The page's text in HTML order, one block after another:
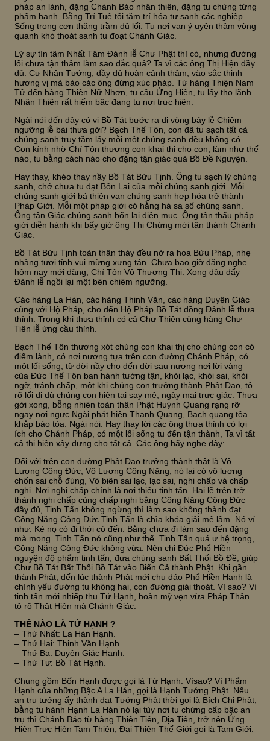
pháp an lành, đặng Chánh Báo nhân thiên, đặng tu chứng từng
phẩm hạnh. Bằng Trí Tuệ tối tăm trí hóa tự sanh các nghiệp.
Sống trong cơn thăng trầm đủ lối. Tu nơi vạn ý uyên thâm vòng
quanh khó thoát sanh tu đoạt Chánh Giác.
Lý sự tín tâm Nhất Tâm Đảnh lễ Chư Phật thì có, nhưng đường
lối chưa tận thâm làm sao đắc quả? Ta vì các ông Thị Hiện đầy
đủ. Cư Nhân Tướng, đầy đủ hoàn cảnh thâm, vào sắc thinh
hương vị mà bảo các ông đừng xúc pháp. Từ hàng Thiện Nam
Tử đến hàng Thiện Nữ Nhơn, tu cầu Ứng Hiện, tu lấy thọ lãnh
Nhân Thiên rất hiếm bậc đang tu nơi trực hiện.
Ngài nói đến đây có vị Bồ Tát bước ra đi vòng bảy lễ Chiêm
ngưỡng lễ bái thưa gởi? Bạch Thế Tôn, con đã tu sạch tất cả
chúng sanh truy tầm lấy mỗi một chúng sanh đều không có.
Con kính nhờ Chí Tôn thương con khai thị cho con, làm như thế
nào, tu bằng cách nào cho đặng tận giác quả Bồ Đề Nguyện.
Hay thay, khéo thay nầy Bồ Tát Bửu Tịnh. Ông tu sạch lý chúng
sanh, chớ chưa tu đạt Bổn Lai của mỗi chúng sanh giới. Mỗi
chúng sanh giới bá thiên vạn chúng sanh hợp hóa trở thành
Pháp Giới. Mỗi một pháp giới có hằng hà sa số chúng sanh.
Ông tận Giác chúng sanh bổn lai diện mục. Ông tận thấu pháp
giới diễn hành khi bấy giờ ông Thị Chứng mới tận thành Chánh
Giác.
Bồ Tát Bửu Tịnh toàn thân thảy đều nở ra hoa Bửu Pháp, nhẹ
nhàng tươi tỉnh vui mừng xưng tán. Chưa bao giờ đặng nghe
hôm nay mới đặng, Chí Tôn Vô Thượng Thị. Xong đâu đấy
Đảnh lễ ngồi lại một bên chiêm ngưỡng.
Các hàng La Hán, các hàng Thinh Văn, các hàng Duyên Giác
cùng với Hộ Pháp, cho đến Hộ Pháp Bồ Tát đồng Đảnh lễ thưa
thỉnh. Trong khi thưa thỉnh có cả Chư Thiên cùng hàng Chư
Tiên lễ ứng cầu thỉnh.
Bạch Thế Tôn thương xót chúng con khai thị cho chúng con có
điểm lành, có nơi nương tựa trên con đường Chánh Pháp, có
một lối sống, từ đời nầy cho đến đời sau nương nơi lời vàng
của Đức Thế Tôn ban hành tường tận, khỏi lạc, khỏi sai, khỏi
ngờ, tránh chấp, một khi chúng con trưởng thành Phật Đạo, tỏ
rõ lối đi dù chúng con hiện tại say mê, ngày mai trực giác. Thưa
gởi xong, bỗng nhiên toàn thân Phật Huỳnh Quang rạng rỡ
ngay nơi ngực Ngài phát hiện Thanh Quang, Bạch quang tỏa
khắp bảo tòa. Ngài nói: Hay thay lời các ông thưa thỉnh có lợi
ích cho Chánh Pháp, có một lối sống tu đến tận thành, Ta vì tất
cả thị hiện xây dựng cho tất cả. Các ông hãy nghe đây:
Đối với trên con đường Phật Đạo trưởng thành thật là Vô
Lượng Công Đức, Vô Lượng Công Năng, nó lại có vô lượng
chốn sai chỗ đúng, Vô biên sai lạc, lạc sai, nghi chấp và chấp
nghi. Nơi nghi chấp chính là nơi thiếu tinh tấn. Hai lẽ trên trở
thành nghi chấp cùng chấp nghi bằng Công Năng Công Đức
đầy đủ, Tinh Tấn không ngừng thì làm sao không thành đạt.
Công Năng Công Đức Tinh Tấn là chìa khóa giải mê lầm. Nó ví
như: Kẻ nọ có đi thời có đến. Bằng chưa đi làm sao đến đặng
mà mong. Tinh Tấn nó cũng như thế. Tinh Tấn quá ư hệ trọng,
Công Năng Công Đức không vừa. Nên chi Đức Phổ Hiền
nguyện độ phẩm tinh tấn, đưa chúng sanh Bất Thối Bồ Đề, giúp
Chư Bồ Tát Bất Thối Bồ Tát vào Biển Cả thành Phật. Khi gần
thành Phật, đến lúc thành Phật mới chu đáo Phổ Hiền Hạnh là
chính yếu đường tu không hai, con đường giải thoát. Vì sao? Vì
tinh tấn mới nhiếp thu Tứ Hạnh, hoàn mỹ vẹn vừa Pháp Thân
tỏ rõ Thật Hiện mà Chánh Giác.
THẾ NÀO LÀ TỨ HẠNH ?
– Thứ Nhất: La Hán Hạnh.
– Thứ Hai: Thinh Văn Hạnh.
– Thứ Ba: Duyên Giác Hạnh.
– Thứ Tư: Bồ Tát Hạnh.
Chung gồm Bốn Hạnh được gọi là Tứ Hạnh. Vìsao? Vì Phẩm
Hạnh của những Bậc A La Hán, gọi là Hạnh Tướng Phật. Nếu
an trụ tướng ấy thành đạt Tướng Phật thời gọi là Bích Chi Phật,
bằng tu hành Hạnh La Hán nó lại tùy nơi tu chứng cấp bậc an
trụ thì Chánh Báo từ hàng Thiên Tiên, Địa Tiên, trở nên Ứng
Hiện Trực Hiện Tam Thiên, Đại Thiên Thế Giới gọi là Tam Giới.